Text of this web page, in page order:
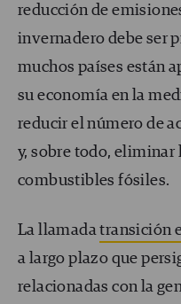
reducción de
invernadero debe ser
muchos países están
su economía en la
reducir el número de
y, sobre todo, eliminar
combustibles fósiles.
La llamadatransición
a largo plazo que
relacionadas con la